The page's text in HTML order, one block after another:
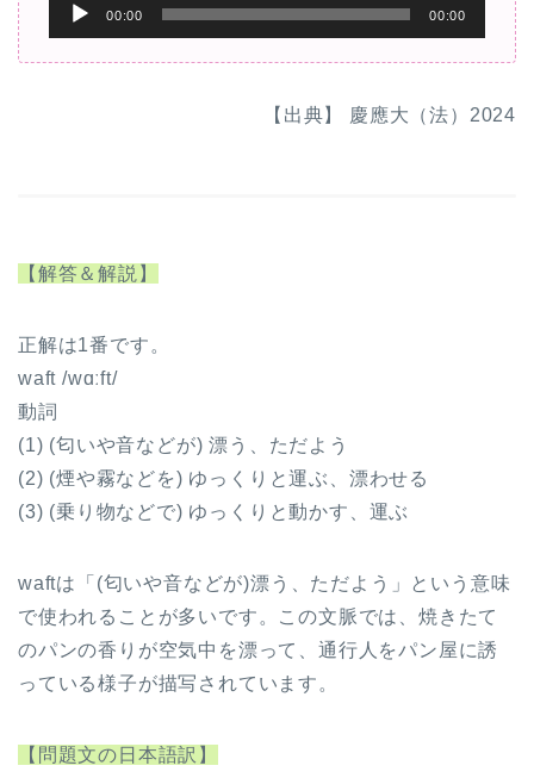
声
00:00 00:00
【出典】 慶應大（法）2024
【解答＆解説】
正解は1番です。
waft /wɑːft/
動詞
(1) (匂いや音などが) 漂う、ただよう
(2) (煙や霧などを) ゆっくりと運ぶ、漂わせる
(3) (乗り物などで) ゆっくりと動かす、運ぶ
waftは「(匂いや音などが)漂う、ただよう」という意味
で使われることが多いです。この文脈では、焼きたて
のパンの香りが空気中を漂って、通行人をパン屋に誘
っている様子が描写されています。
【問題文の日本語訳】